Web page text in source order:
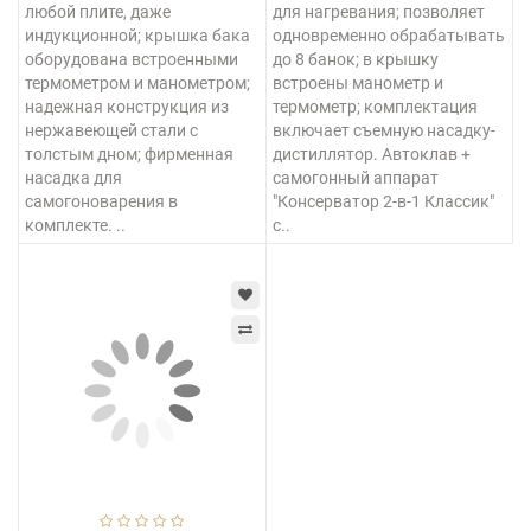
любой плите, даже
индукционной; крышка бака
оборудована встроенными
термометром и манометром;
надежная конструкция из
нержавеющей стали с
толстым дном; фирменная
насадка для
самогоноварения в
комплекте. ..
для нагревания; позволяет
одновременно обрабатывать
до 8 банок; в крышку
встроены манометр и
термометр; комплектация
включает съемную насадку-
дистиллятор. Автоклав +
самогонный аппарат
"Консерватор 2-в-1 Классик"
с..